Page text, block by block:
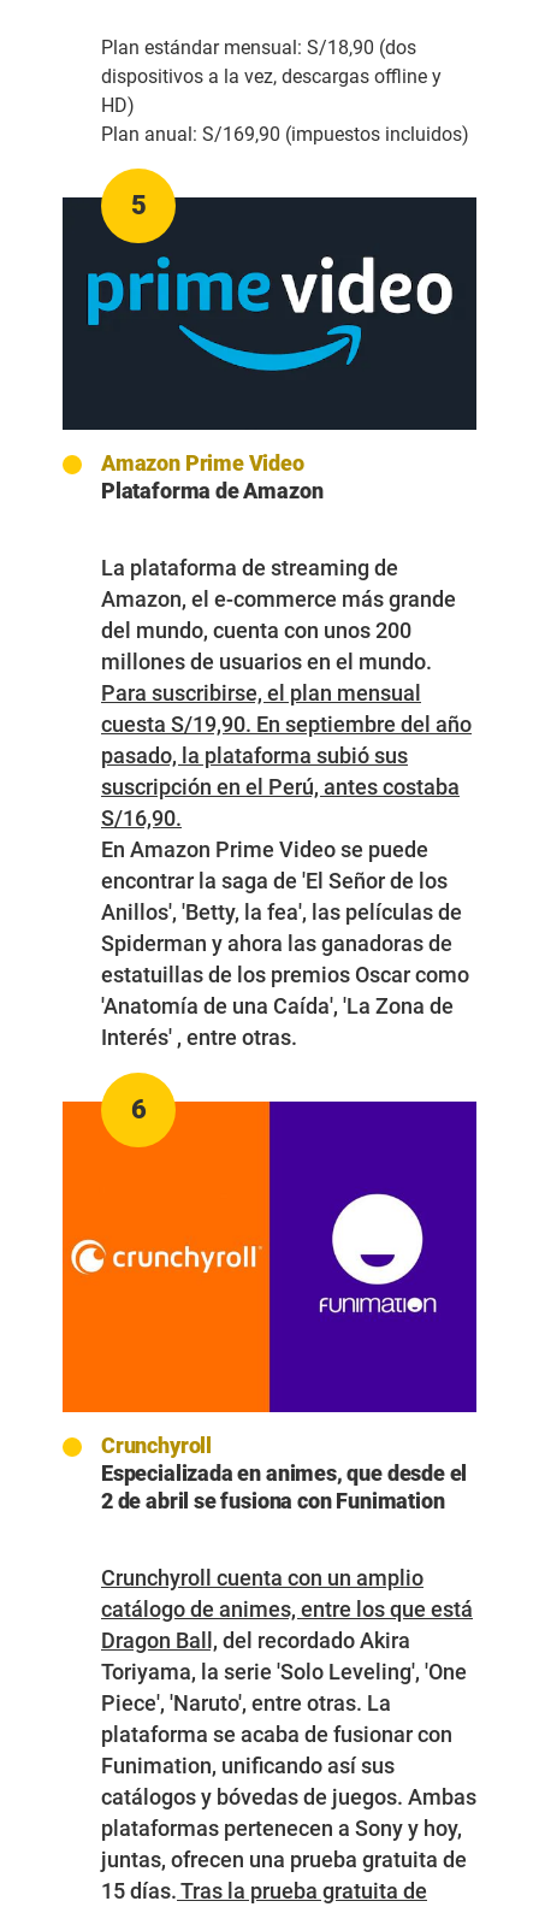
Plan estándar mensual: S/18,90 (dos
dispositivos a la vez, descargas offline y
HD)
Plan anual: S/169,90 (impuestos incluidos)
5
Amazon Prime Video
Plataforma de Amazon
La plataforma de streaming de
Amazon, el e-commerce más grande
del mundo, cuenta con unos 200
millones de usuarios en el mundo.
Para suscribirse, el plan mensual
cuesta S/19,90. En septiembre del año
pasado, la plataforma subió sus
suscripción en el Perú, antes costaba
S/16,90.
En Amazon Prime Video se puede
encontrar la saga de 'El Señor de los
Anillos', 'Betty, la fea', las películas de
Spiderman y ahora las ganadoras de
estatuillas de los premios Oscar como
'Anatomía de una Caída', 'La Zona de
Interés' , entre otras.
6
Crunchyroll
Especializada en animes, que desde el
2 de abril se fusiona con Funimation
Crunchyroll cuenta con un amplio
catálogo de animes, entre los que está
Dragon Ball, del recordado Akira
Toriyama, la serie 'Solo Leveling', 'One
Piece', 'Naruto', entre otras. La
plataforma se acaba de fusionar con
Funimation, unificando así sus
catálogos y bóvedas de juegos. Ambas
plataformas pertenecen a Sony y hoy,
juntas, ofrecen una prueba gratuita de
15 días.Tras la prueba gratuita de